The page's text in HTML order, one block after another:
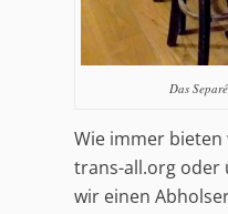
Das
Wie immer
trans-all.org oder
wir einen